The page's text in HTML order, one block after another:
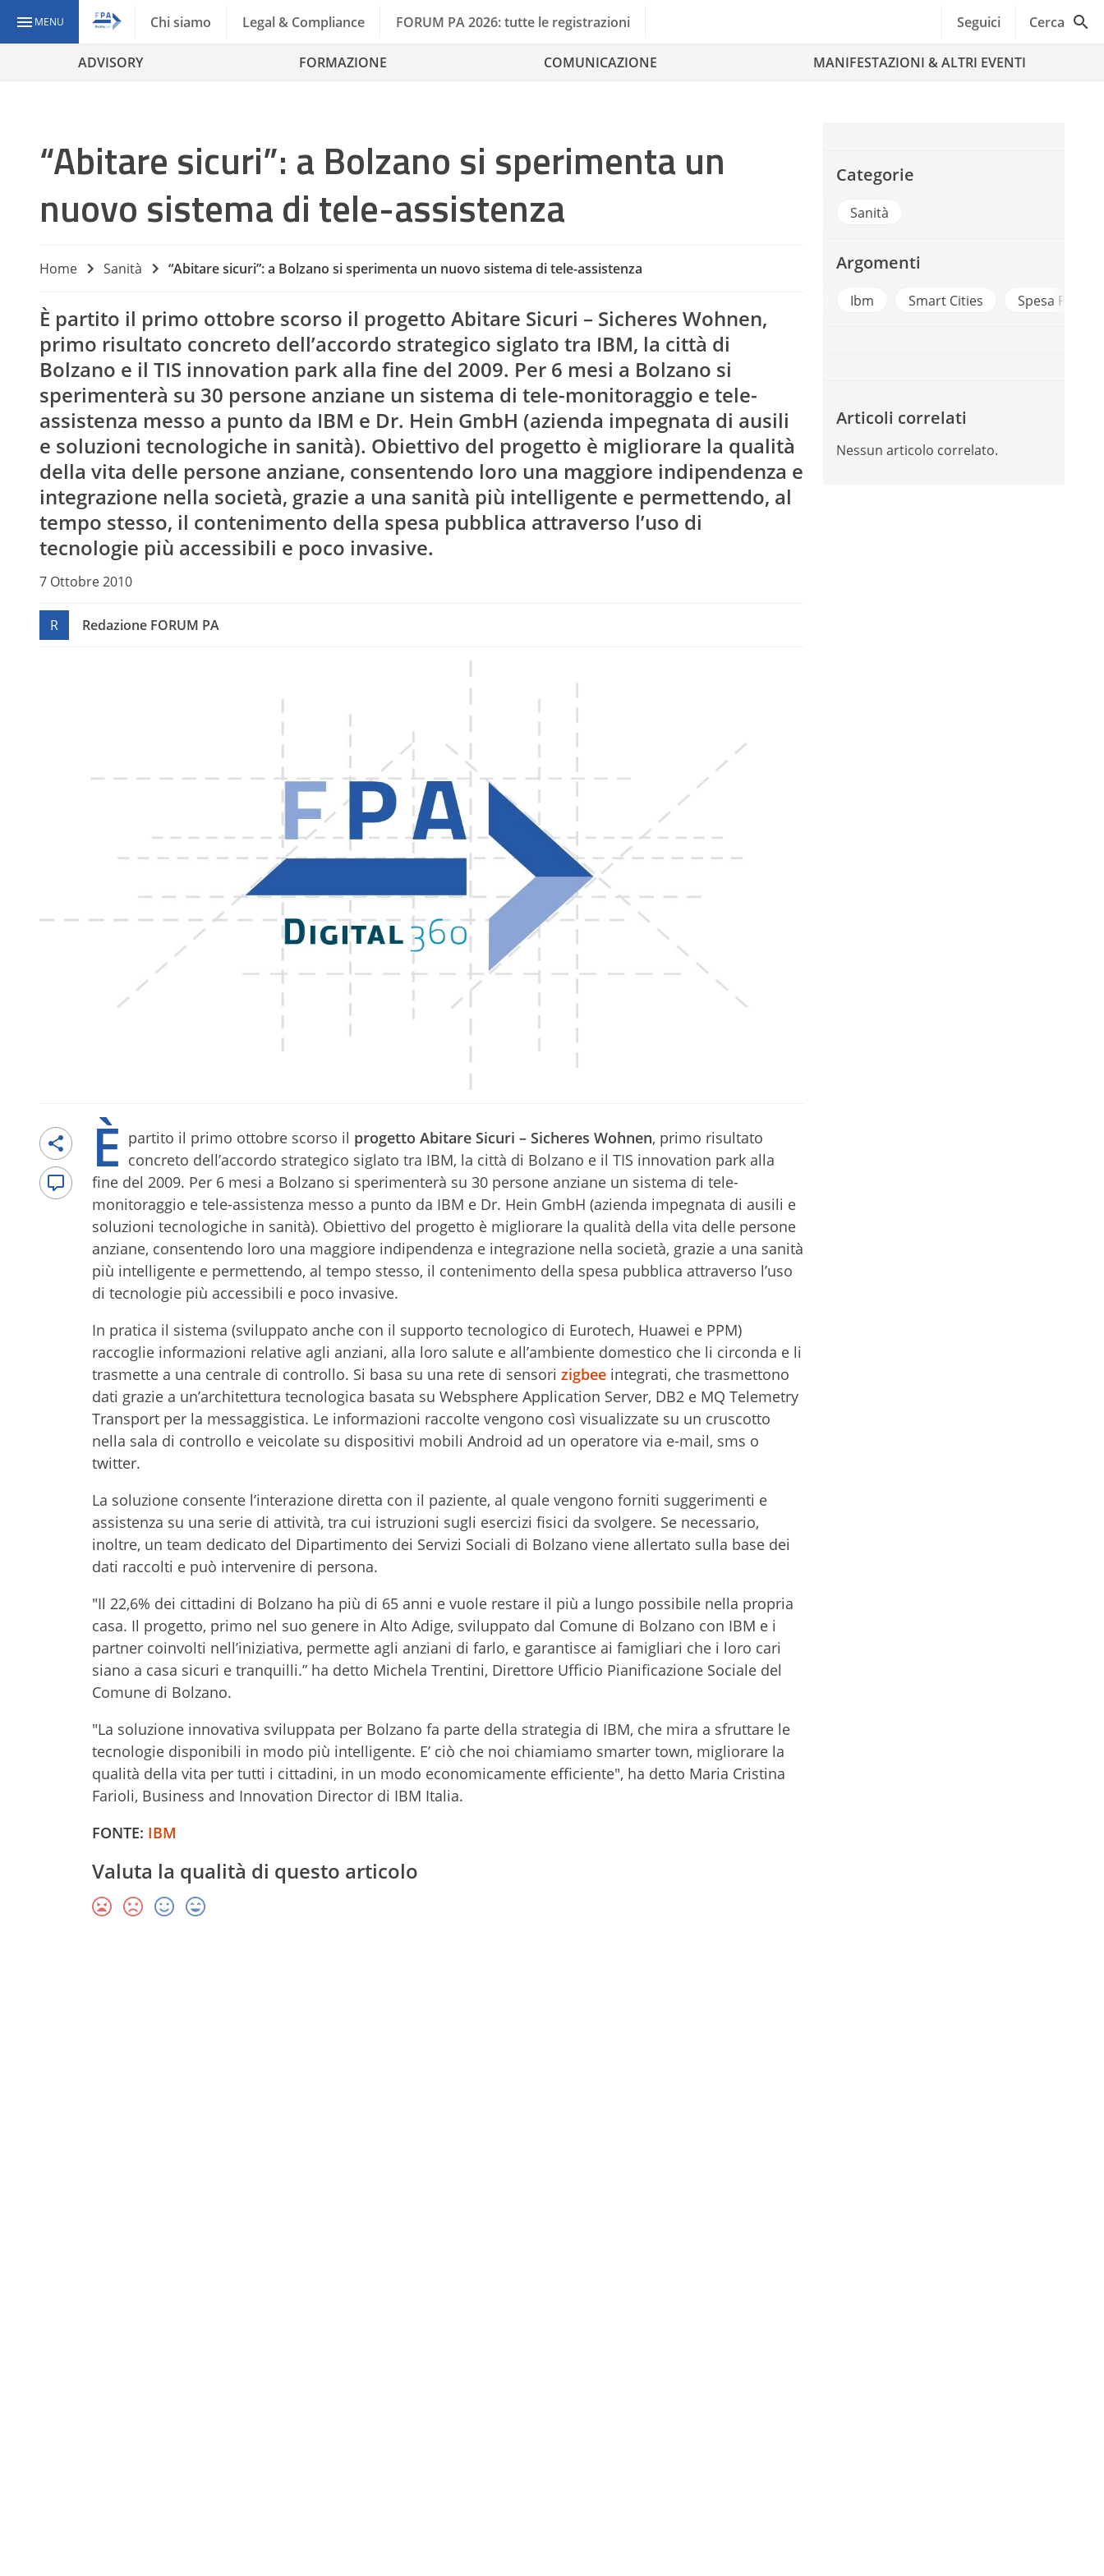
MENU Chi siamo Legal & Compliance FORUM PA 2026: tutte le registrazioni Seguici Cerca
ADVISORY FORMAZIONE COMUNICAZIONE MANIFESTAZIONI & ALTRI EVENTI
“Abitare sicuri”: a Bolzano si sperimenta un
nuovo sistema di tele-assistenza
Home Sanità “Abitare sicuri”: a Bolzano si sperimenta un nuovo sistema di tele-assistenza
È partito il primo ottobre scorso il progetto Abitare Sicuri – Sicheres Wohnen,
primo risultato concreto dell’accordo strategico siglato tra IBM, la città di
Bolzano e il TIS innovation park alla fine del 2009. Per 6 mesi a Bolzano si
sperimenterà su 30 persone anziane un sistema di tele-monitoraggio e tele-
assistenza messo a punto da IBM e Dr. Hein GmbH (azienda impegnata di ausili
e soluzioni tecnologiche in sanità). Obiettivo del progetto è migliorare la qualità
della vita delle persone anziane, consentendo loro una maggiore indipendenza e
integrazione nella società, grazie a una sanità più intelligente e permettendo, al
tempo stesso, il contenimento della spesa pubblica attraverso l’uso di
tecnologie più accessibili e poco invasive.
7 Ottobre 2010
R Redazione FORUM PA
È partito il primo ottobre scorso il progetto Abitare Sicuri – Sicheres Wohnen, primo risultato
concreto dell’accordo strategico siglato tra IBM, la città di Bolzano e il TIS innovation park alla
fine del 2009. Per 6 mesi a Bolzano si sperimenterà su 30 persone anziane un sistema di tele-
monitoraggio e tele-assistenza messo a punto da IBM e Dr. Hein GmbH (azienda impegnata di ausili e
soluzioni tecnologiche in sanità). Obiettivo del progetto è migliorare la qualità della vita delle persone
anziane, consentendo loro una maggiore indipendenza e integrazione nella società, grazie a una sanità
più intelligente e permettendo, al tempo stesso, il contenimento della spesa pubblica attraverso l’uso
di tecnologie più accessibili e poco invasive.
In pratica il sistema (sviluppato anche con il supporto tecnologico di Eurotech, Huawei e PPM)
raccoglie informazioni relative agli anziani, alla loro salute e all’ambiente domestico che li circonda e li
trasmette a una centrale di controllo. Si basa su una rete di sensori zigbee integrati, che trasmettono
dati grazie a un’architettura tecnologica basata su Websphere Application Server, DB2 e MQ Telemetry
Transport per la messaggistica. Le informazioni raccolte vengono così visualizzate su un cruscotto
nella sala di controllo e veicolate su dispositivi mobili Android ad un operatore via e-mail, sms o
twitter.
La soluzione consente l’interazione diretta con il paziente, al quale vengono forniti suggerimenti e
assistenza su una serie di attività, tra cui istruzioni sugli esercizi fisici da svolgere. Se necessario,
inoltre, un team dedicato del Dipartimento dei Servizi Sociali di Bolzano viene allertato sulla base dei
dati raccolti e può intervenire di persona.
"Il 22,6% dei cittadini di Bolzano ha più di 65 anni e vuole restare il più a lungo possibile nella propria
casa. Il progetto, primo nel suo genere in Alto Adige, sviluppato dal Comune di Bolzano con IBM e i
partner coinvolti nell’iniziativa, permette agli anziani di farlo, e garantisce ai famigliari che i loro cari
siano a casa sicuri e tranquilli.” ha detto Michela Trentini, Direttore Ufficio Pianificazione Sociale del
Comune di Bolzano.
"La soluzione innovativa sviluppata per Bolzano fa parte della strategia di IBM, che mira a sfruttare le
tecnologie disponibili in modo più intelligente. E’ ciò che noi chiamiamo smarter town, migliorare la
qualità della vita per tutti i cittadini, in un modo economicamente efficiente", ha detto Maria Cristina
Farioli, Business and Innovation Director di IBM Italia.
FONTE: IBM
Valuta la qualità di questo articolo
Categorie
Sanità
Argomenti
Ibm Smart Cities Spesa
Articoli correlati
Nessun articolo correlato.